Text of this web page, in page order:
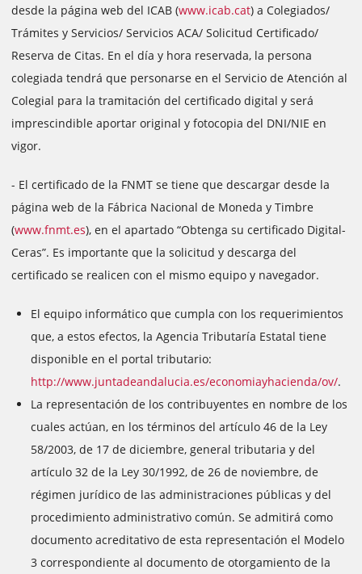
desde la página web del ICAB (www.icab.cat) a Colegiados/
Trámites y Servicios/ Servicios ACA/ Solicitud Certificado/
Reserva de Citas. En el día y hora reservada, la persona
colegiada tendrá que personarse en el Servicio de Atención al
Colegial para la tramitación del certificado digital y será
imprescindible aportar original y fotocopia del DNI/NIE en
vigor.
- El certificado de la FNMT se tiene que descargar desde la
página web de la Fábrica Nacional de Moneda y Timbre
(www.fnmt.es), en el apartado “Obtenga su certificado Digital-
Ceras”. Es importante que la solicitud y descarga del
certificado se realicen con el mismo equipo y navegador.
El equipo informático que cumpla con los requerimientos
que, a estos efectos, la Agencia Tributaría Estatal tiene
disponible en el portal tributario:
http://www.juntadeandalucia.es/economiayhacienda/ov/.
La representación de los contribuyentes en nombre de los
cuales actúan, en los términos del artículo 46 de la Ley
58/2003, de 17 de diciembre, general tributaria y del
artículo 32 de la Ley 30/1992, de 26 de noviembre, de
régimen jurídico de las administraciones públicas y del
procedimiento administrativo común. Se admitirá como
documento acreditativo de esta representación el Modelo
3 correspondiente al documento de otorgamiento de la